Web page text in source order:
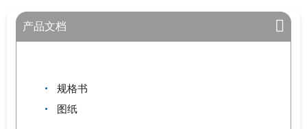
产品文档
规格书
图纸